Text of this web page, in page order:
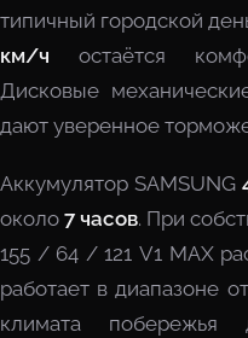
типичный городской
км/ч остаётся
Дисковые
дают уверенное
Аккумулятор SAMSUNG
около7 часов. При
155 / 64 / 121 V1 MAX
работает в диапазоне от
климата побережья